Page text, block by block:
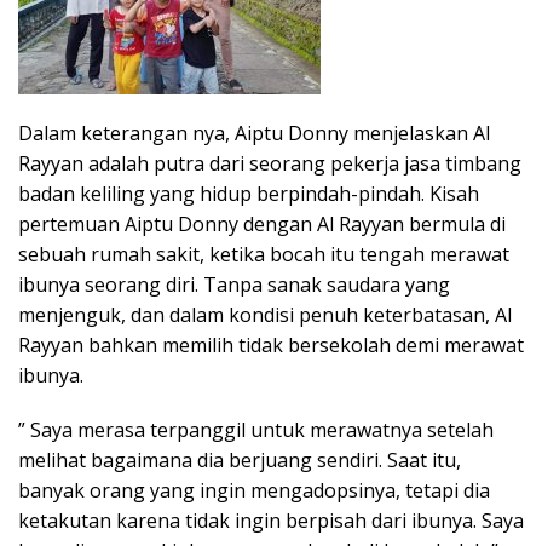
Dalam keterangan nya, Aiptu Donny menjelaskan Al
Rayyan adalah putra dari seorang pekerja jasa timbang
badan keliling yang hidup berpindah-pindah. Kisah
pertemuan Aiptu Donny dengan Al Rayyan bermula di
sebuah rumah sakit, ketika bocah itu tengah merawat
ibunya seorang diri. Tanpa sanak saudara yang
menjenguk, dan dalam kondisi penuh keterbatasan, Al
Rayyan bahkan memilih tidak bersekolah demi merawat
ibunya.
” Saya merasa terpanggil untuk merawatnya setelah
melihat bagaimana dia berjuang sendiri. Saat itu,
banyak orang yang ingin mengadopsinya, tetapi dia
ketakutan karena tidak ingin berpisah dari ibunya. Saya